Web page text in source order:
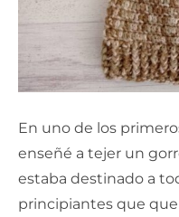
En uno de los
enseñé a tejer un
estaba destinado a
principiantes que